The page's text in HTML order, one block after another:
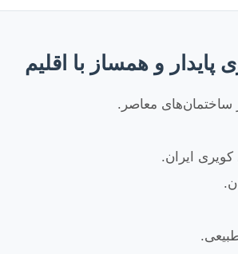
پایدار و همساز با اقلیم
ساختمان‌های معاصر.
ایران.